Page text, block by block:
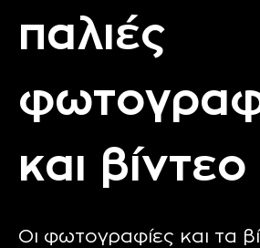
παλιές
και βίντεο
Οι φωτογραφίες και τα